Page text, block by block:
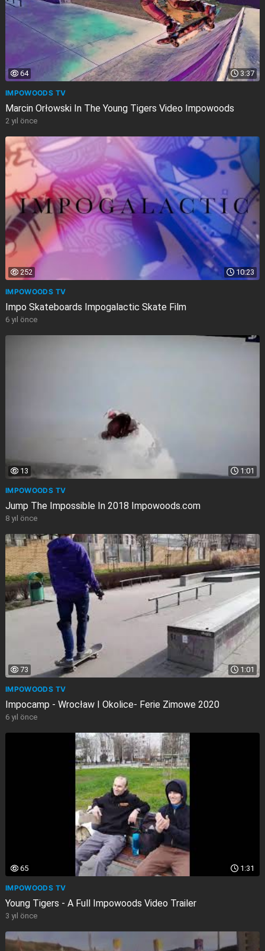
3:37
64
IMPOWOODS TV
Marcin Orłowski In The Young Tigers Video Impowoods
2 yıl önce
10:23
252
IMPOWOODS TV
Impo Skateboards Impogalactic Skate Film
6 yıl önce
1:01
13
IMPOWOODS TV
Jump The Impossible In 2018 Impowoods.com
8 yıl önce
1:01
73
IMPOWOODS TV
Impocamp - Wrocław I Okolice- Ferie Zimowe 2020
6 yıl önce
1:31
65
IMPOWOODS TV
Young Tigers - A Full Impowoods Video Trailer
3 yıl önce